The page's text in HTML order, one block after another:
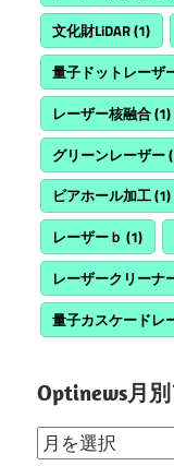
文化財LiDAR(1)
量子ドットレーザ
レーザー核融合(1)
グリーンレーザー
ビアホール加工(1)
レーザーｂ (1)
レーザークリーナ
量子カスケードレ
Optinews月
Optinews